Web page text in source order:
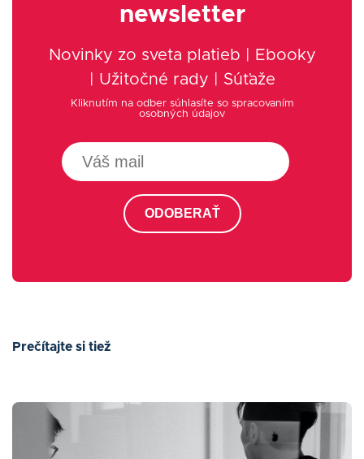
newsletter
Novinky zo sveta platieb | Ebooky
| Užitočné rady | Súťaže
Kliknutím na odber súhlasíte so spracovaním
osobných údajov
ODOBERAŤ
Prečítajte si tiež